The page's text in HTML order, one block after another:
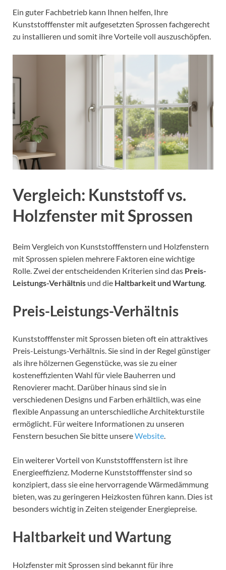
Ein guter Fachbetrieb kann Ihnen helfen, Ihre
Kunststofffenster mit aufgesetzten Sprossen fachgerecht
zu installieren und somit ihre Vorteile voll auszuschöpfen.
Vergleich: Kunststoff vs.
Holzfenster mit Sprossen
Beim Vergleich von Kunststofffenstern und Holzfenstern
mit Sprossen spielen mehrere Faktoren eine wichtige
Rolle. Zwei der entscheidenden Kriterien sind das Preis-
Leistungs-Verhältnis und die Haltbarkeit und Wartung
Preis-Leistungs-Verhältnis
Kunststofffenster mit Sprossen bieten oft ein attraktives
Preis-Leistungs-Verhältnis. Sie sind in der Regel günstiger
als ihre hölzernen Gegenstücke, was sie zu einer
kosteneffizienten Wahl für viele Bauherren und
Renovierer macht. Darüber hinaus sind sie in
verschiedenen Designs und Farben erhältlich, was eine
flexible Anpassung an unterschiedliche Architekturstile
ermöglicht. Für weitere Informationen zu unseren
Fenstern besuchen Sie bitte unsereWebsite.
Ein weiterer Vorteil von Kunststofffenstern ist ihre
Energieeffizienz. Moderne Kunststofffenster sind so
konzipiert, dass sie eine hervorragende Wärmedämmung
bieten, was zu geringeren Heizkosten führen kann. Dies ist
besonders wichtig in Zeiten steigender Energiepreise.
Haltbarkeit und Wartung
Holzfenster mit Sprossen sind bekannt für ihre